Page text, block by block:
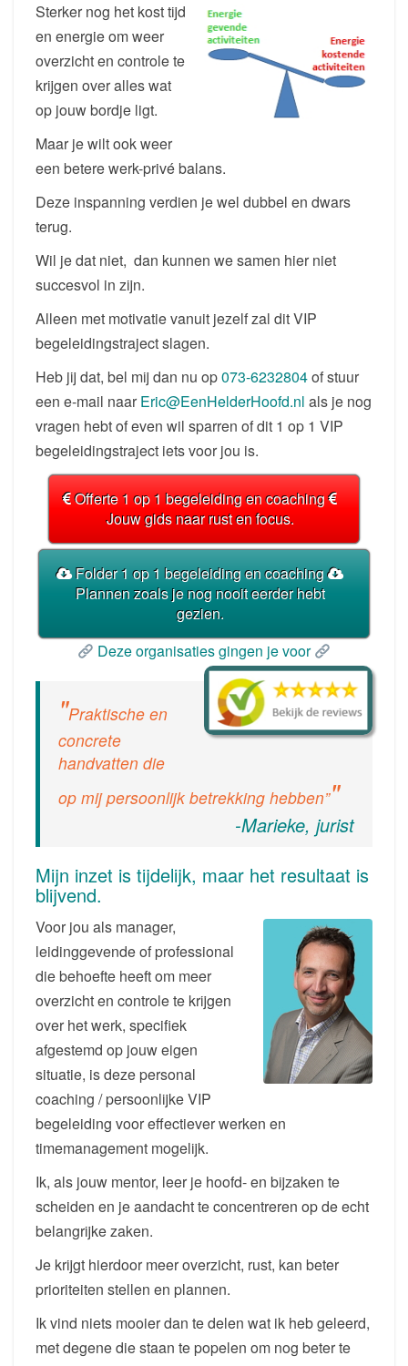
Sterker nog het kost tijd
en energie om weer
overzicht en controle te
krijgen over alles wat
op jouw bordje ligt.
Maar je wilt ook weer
een betere werk-privé balans.
Deze inspanning verdien je wel dubbel en dwars
terug.
Wil je dat niet, dan kunnen we samen hier niet
succesvol in zijn.
Alleen met motivatie vanuit jezelf zal dit VIP
begeleidingstraject slagen.
Heb jij dat, bel mij dan nu op073-6232804of stuur
een e-mail naar Eric@EenHelderHoofd.nl als je nog
vragen hebt of even wil sparren of dit 1 op 1 VIP
begeleidingstraject iets voor jou is.
Offerte 1 op 1 begeleiding en coaching
Jouw gids naar rust en focus.
Folder 1 op 1 begeleiding en coaching
Plannen zoals je nog nooit eerder hebt
gezien.
Deze organisaties gingen je voor
Praktische en
concrete
handvatten die
op mij persoonlijk betrekking hebben”
-Marieke, jurist
Mijn inzet is tijdelijk, maar het resultaat is
blijvend.
Voor jou als manager,
leidinggevende of professional
die behoefte heeft om meer
overzicht en controle te krijgen
over het werk, specifiek
afgestemd op jouw eigen
situatie, is deze personal
coaching / persoonlijke VIP
begeleiding voor effectiever werken en
timemanagement mogelijk.
Ik, als jouw mentor, leer je hoofd- en bijzaken te
scheiden en je aandacht te concentreren op de echt
belangrijke zaken.
Je krijgt hierdoor meer overzicht, rust, kan beter
prioriteiten stellen en plannen.
Ik vind niets mooier dan te delen wat ik heb geleerd,
met degene die staan te popelen om nog beter te